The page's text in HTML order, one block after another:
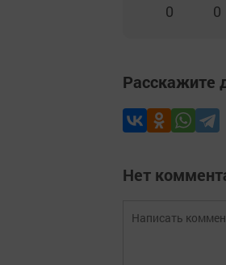
0 0
Расскажите
Нет